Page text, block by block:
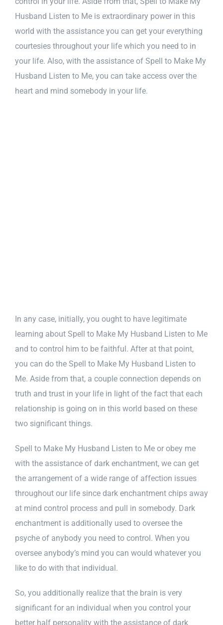
Husband Listen to Me is extraordinary power in this
world with the assistance you can get your everything
courtesies throughout your life which you need to in
your life. Also, with the assistance of Spell to Make My
Husband Listen to Me, you can take access over the
heart and mind somebody in your life.
In any case, initially, you ought to have legitimate
learning about Spell to Make My Husband Listen to Me
and to control him to be faithful. After at that point,
you can do the Spell to Make My Husband Listen to
Me. Aside from that, a couple connection depends on
truth and trust in your life in light of the fact that each
relationship is going on in this world based on these
two significant things.
Spell to Make My Husband Listen to Me or obey me
with the assistance of dark enchantment, we can get
the arrangement of a wide range of affection issues
throughout our life since dark enchantment chips away
at mind control process and pull in somebody. Dark
enchantment is additionally used to oversee the
psyche of anybody you need to control. When you
oversee anybody’s mind you can would whatever you
like to do with that individual.
So, you additionally realize that the brain is very
significant for an individual when you control your
better half personality with the assistance of dark